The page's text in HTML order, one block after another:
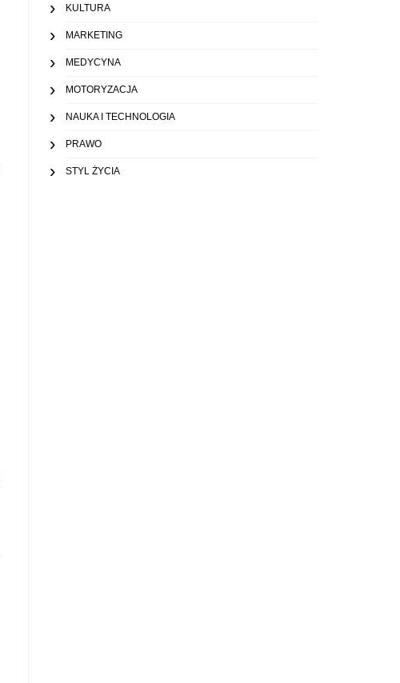
KULTURA
MARKETING
MEDYCYNA
MOTORYZACJA
NAUKA I TECHNOLOGIA
PRAWO
STYL ŻYCIA